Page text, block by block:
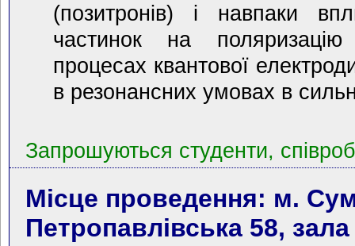
(позитронів) і навпаки
частинок на
процесах квантової
в резонансних умовах в
Запрошуються студенти,
Місце проведення: м.
Петропавлівська 58, зала